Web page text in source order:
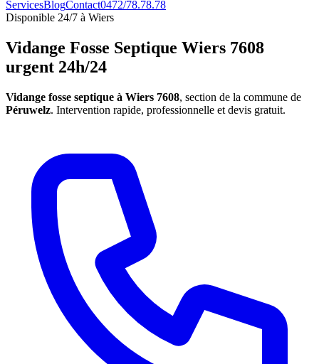
ServicesBlogContact0472/78.78.78
Disponible 24/7 à Wiers
Vidange Fosse Septique Wiers 7608
urgent 24h/24
Vidange fosse septique à Wiers 7608, section de la commune de
Péruwelz. Intervention rapide, professionnelle et devis gratuit.